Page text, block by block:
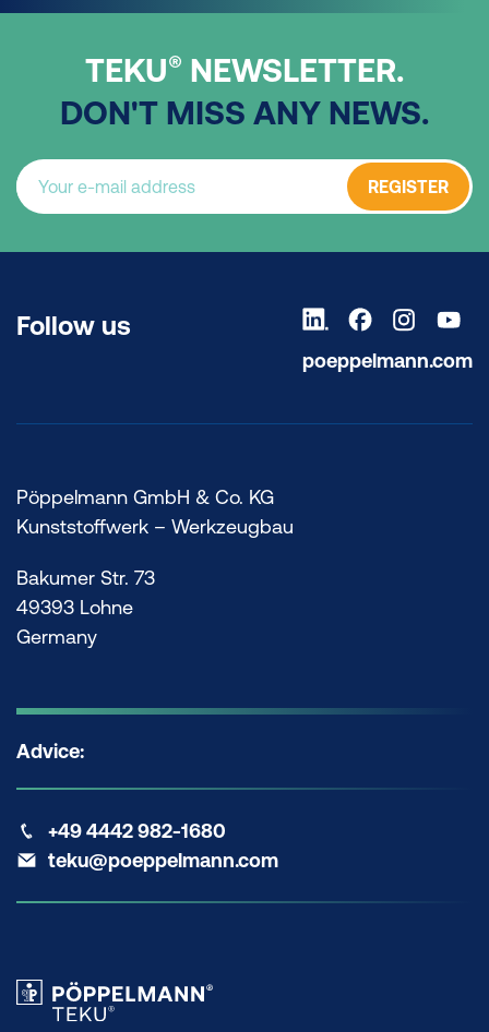
TEKU® NEWSLETTER.
DON'T MISS ANY NEWS.
REGISTER
Follow us
poeppelmann.com
Pöppelmann GmbH & Co. KG
Kunststoffwerk – Werkzeugbau
Bakumer Str. 73
49393 Lohne
Germany
Advice:
+49 4442 982-1680
teku@poeppelmann.com